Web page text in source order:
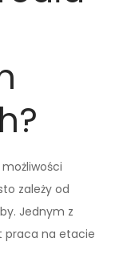
zależy od
Jednym z
praca na etacie